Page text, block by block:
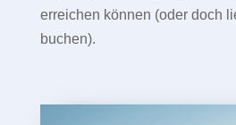
erreichen können (oder doch
buchen).